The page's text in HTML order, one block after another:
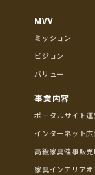
MVV
ミッション
ビジョン
バリュー
事業内容
ポータルサイト運
インターネット
高級家具催事販売
家具インテリア